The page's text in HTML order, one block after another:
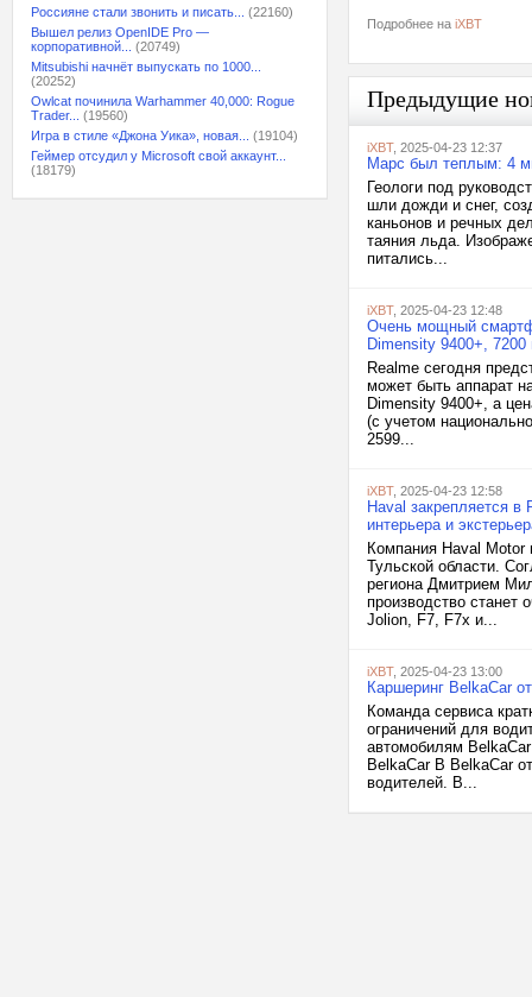
Россияне стали звонить и писать...
(22160)
Вышел релиз OpenIDE Pro —
корпоративной...
(20749)
Mitsubishi начнёт выпускать по 1000...
(20252)
Owlcat починила Warhammer 40,000: Rogue
Trader...
(19560)
Игра в стиле «Джона Уика», новая...
(19104)
Геймер отсудил у Microsoft свой аккаунт...
(18179)
Подробнее на iXBT
Предыдущие
iXBT, 2025-04-23 12:37
Марс был теплым: 4
Геологи под
шли дожди и снег,
каньонов и речных
таяния льда.
питались...
iXBT, 2025-04-23 12:48
Очень мощный
Dimensity 9400+,
Realme сегодня
может быть аппарат
Dimensity 9400+, а
(с учетом
2599...
iXBT, 2025-04-23 12:58
Haval закрепляется
интерьера и
Компания Haval Motor
Тульской области.
региона Дмитрием
производство станет
Jolion, F7, F7x и...
iXBT, 2025-04-23 13:00
Каршеринг BelkaCar
Команда сервиса
ограничений для
автомобилям
BelkaCar В BelkaCar
водителей. В...